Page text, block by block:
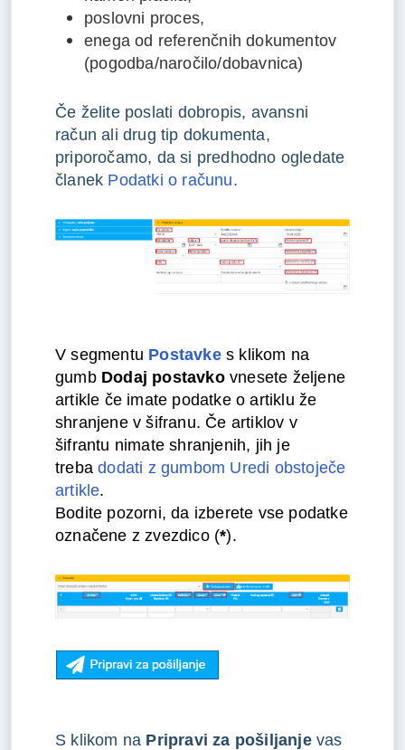
poslovni proces,
enega od referenčnih dokumentov
(pogodba/naročilo/dobavnica)
Če želite poslati dobropis, avansni
račun ali drug tip dokumenta,
priporočamo, da si predhodno ogledate
članek Podatki o računu.
V segmentu Postavkes klikom na
gumb Dodaj postavkovnesete željene
artikle če imate podatke o artiklu že
shranjene v šifranu. Če artiklov v
šifrantu nimate shranjenih, jih je
trebadodati z gumbom Uredi obstoječe
artikle.
Bodite pozorni, da izberete vse podatke
označene z zvezdico (*).
S klikom na Pripravi za pošiljanjevas